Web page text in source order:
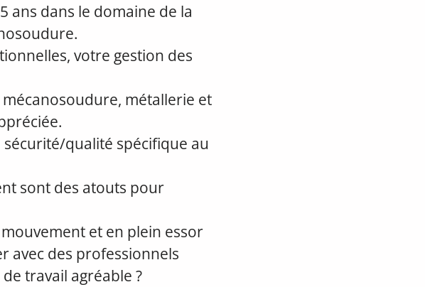
ans dans le domaine de la
votre gestion des
métallerie et
sécurité/qualité spécifique au
sont des atouts pour
et en plein essor
avec des professionnels
travail agréable ?